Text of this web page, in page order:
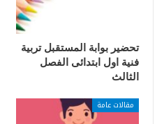
تحضير بوابة المستقبل تربية
فنية اول ابتدائى الفصل
الثالث
مقالات عامة